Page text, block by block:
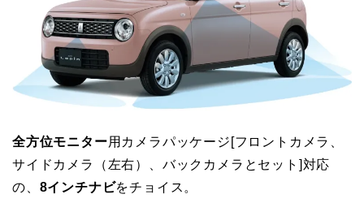
全方位モニター用カメラパッケージ[フロントカメラ、
サイドカメラ（左右）、バックカメラとセット]対応
の、 8インチナビをチョイス。